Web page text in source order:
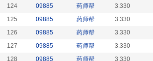
124
09885 药师帮 3.330
125
09885 药师帮 3.330
126
09885 药师帮 3.330
127
09885 药师帮 3.330
128
09885 药师帮 3.330